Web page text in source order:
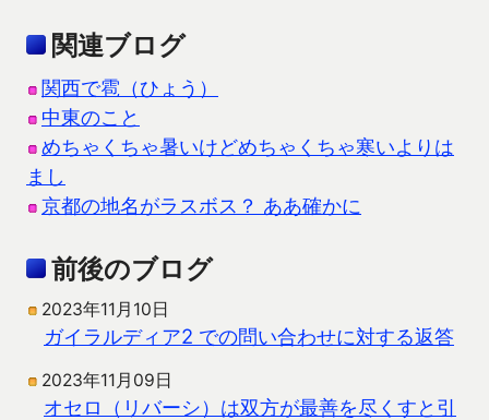
関連ブログ
関西で雹（ひょう）
中東のこと
めちゃくちゃ暑いけどめちゃくちゃ寒いよりは
まし
京都の地名がラスボス？ ああ確かに
前後のブログ
2023年11月10日
ガイラルディア2 での問い合わせに対する返答
2023年11月09日
オセロ（リバーシ）は双方が最善を尽くすと引